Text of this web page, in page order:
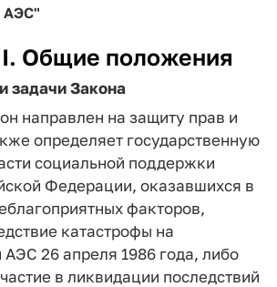
АЭС"
Общие положения
задачи Закона
направлен на защиту прав и
определяет государственную
социальной поддержки
Федерации, оказавшихся в
факторов,
катастрофы на
26 апреля 1986 года, либо
в ликвидации последствий